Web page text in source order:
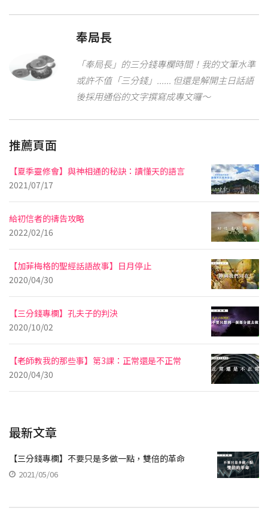
奉局長
「奉局長」的三分錢專欄時間！我的文筆水準
或許不值「三分錢」...... 但還是解開主日話語
後採用通俗的文字撰寫成專文囉～
推薦頁面
【夏季靈修會】與神相通的秘訣：讀懂天的語言
2021/07/17
給初信者的禱告攻略
2022/02/16
【加菲梅格的聖經話語故事】日月停止
2020/04/30
【三分錢專欄】孔夫子的判決
2020/10/02
【老師教我的那些事】第3課：正常還是不正常
2020/04/30
最新文章
【三分錢專欄】不要只是多做一點，雙倍的革命
2021/05/06